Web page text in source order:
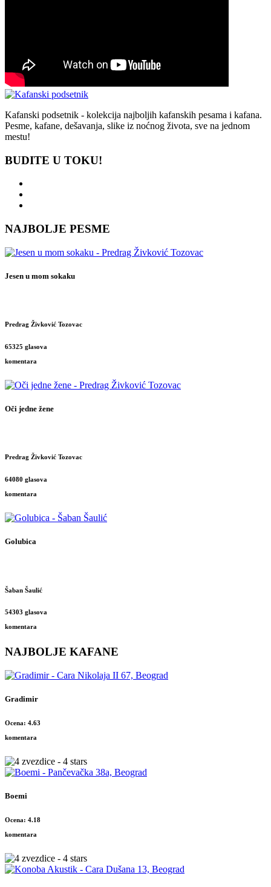
Kafanski podsetnik - kolekcija najboljih kafanskih pesama i kafana.
Pesme, kafane, dešavanja, slike iz noćnog života, sve na jednom
mestu!
BUDITE U TOKU!
NAJBOLJE PESME
Jesen u mom sokaku
Predrag Živković Tozovac
65325 glasova
komentara
Oči jedne žene
Predrag Živković Tozovac
64080 glasova
komentara
Golubica
Šaban Šaulić
54303 glasova
komentara
NAJBOLJE KAFANE
Gradimir
Ocena: 4.63
komentara
Boemi
Ocena: 4.18
komentara